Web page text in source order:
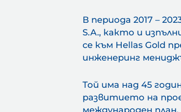
В периода 2017 –
S.A., както и
се към Hellas Gold
инженеринг
Той има над 45
развитието на